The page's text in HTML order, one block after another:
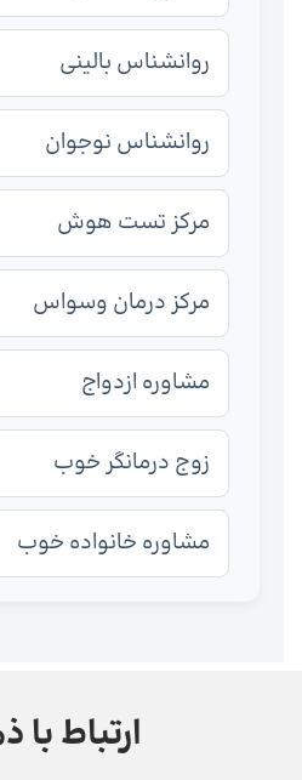
روانشناس بالینی
روانشناس نوجوان
مرکز تست هوش
مرکز درمان وسواس
مشاوره ازدواج
زوج درمانگر خوب
مشاوره خانواده خوب
ارتباط با